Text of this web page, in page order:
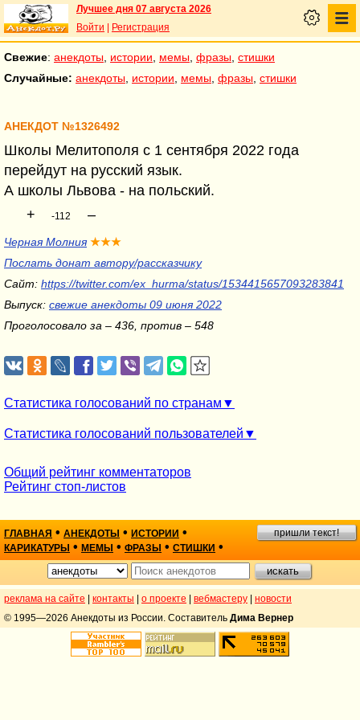
Лучшее дня 07 августа 2026
Войти
Регистрация
Свежие: анекдоты истории мемы фразы стишки
Случайные: анекдоты истории мемы фразы стишки
АНЕКДОТ №1326492
Школы Мелитополя с 1 сентября 2022 года
перейдут на русский язык.
А школы Львова - на польский.
+
-112 –
Черная Молния ★★★
Послать донат автору/рассказчику
Сайт: https://twitter.com/ex_hurma/status/1534415657093283841
Выпуск: свежие анекдоты 09 июня 2022
Проголосовало за – 436, против – 548
Статистика голосований по странам
Статистика голосований пользователей
Общий рейтинг комментаторов
Рейтинг стоп-листов
ГЛАВНАЯ • АНЕКДОТЫ • ИСТОРИИ •
КАРИКАТУРЫ • МЕМЫ • ФРАЗЫ • СТИШКИ •
пришли текст!
реклама на сайте контакты о проекте вебмастеру
новости
© 1995—2026 Анекдоты из России. Составитель Дима Вернер